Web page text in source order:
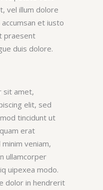
vel illum dolore
et iusto
praesent
duis dolore.
sit amet,
elit, sed
tincidunt ut
erat
veniam,
ullamcorper
uipexea modo.
dolor in hendrerit